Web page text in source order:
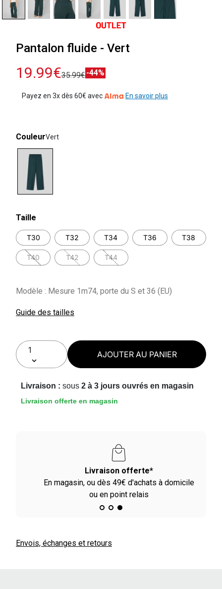
Pantalon fluide - Vert
19.99€35.99€-44%
Payez en 3x dès 60€ avec En savoir plus
CouleurVert
Taille
T30 T32 T34 T36 T38
T40 T42 T44
Modèle : Mesure 1m74, porte du S et 36 (EU)
Guide des tailles
AJOUTER AU PANIER
Livraison : sous 2 à 3 jours ouvrés en magasin
Livraison offerte en magasin
dès 49€ d'achats à domicile
Avec Paypal et
Envois, échanges et retours